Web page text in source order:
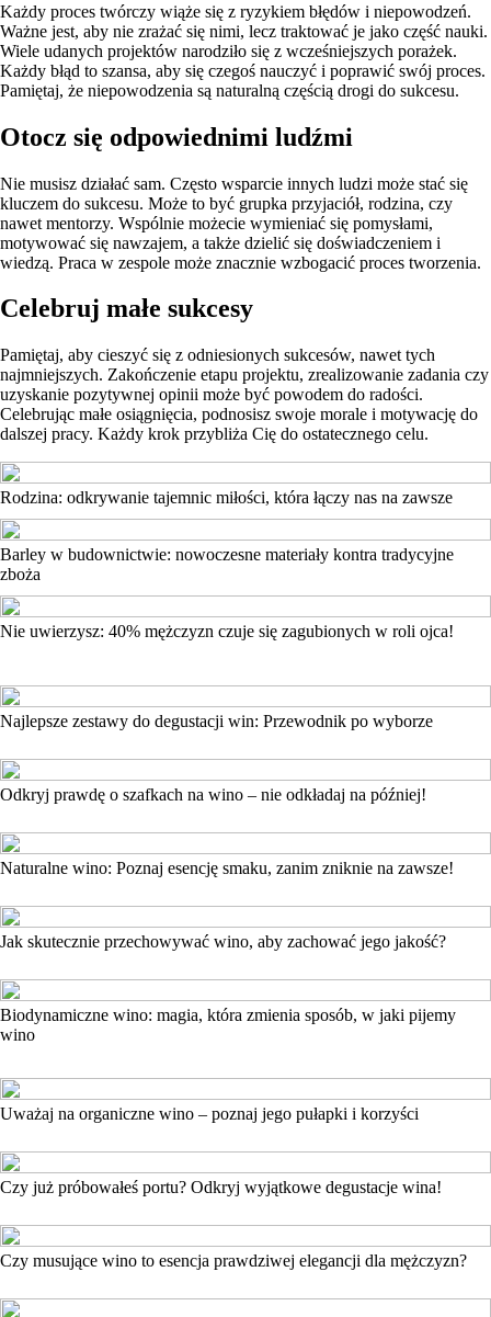
Każdy proces twórczy wiąże się z ryzykiem błędów i niepowodzeń.
Ważne jest, aby nie zrażać się nimi, lecz traktować je jako część nauki.
Wiele udanych projektów narodziło się z wcześniejszych porażek.
Każdy błąd to szansa, aby się czegoś nauczyć i poprawić swój proces.
Pamiętaj, że niepowodzenia są naturalną częścią drogi do sukcesu.
Otocz się odpowiednimi ludźmi
Nie musisz działać sam. Często wsparcie innych ludzi może stać się
kluczem do sukcesu. Może to być grupka przyjaciół, rodzina, czy
nawet mentorzy. Wspólnie możecie wymieniać się pomysłami,
motywować się nawzajem, a także dzielić się doświadczeniem i
wiedzą. Praca w zespole może znacznie wzbogacić proces tworzenia.
Celebruj małe sukcesy
Pamiętaj, aby cieszyć się z odniesionych sukcesów, nawet tych
najmniejszych. Zakończenie etapu projektu, zrealizowanie zadania czy
uzyskanie pozytywnej opinii może być powodem do radości.
Celebrując małe osiągnięcia, podnosisz swoje morale i motywację do
dalszej pracy. Każdy krok przybliża Cię do ostatecznego celu.
Rodzina: odkrywanie tajemnic miłości, która łączy nas na zawsze
Barley w budownictwie: nowoczesne materiały kontra tradycyjne
zboża
Nie uwierzysz: 40% mężczyzn czuje się zagubionych w roli ojca!
Najlepsze zestawy do degustacji win: Przewodnik po wyborze
Odkryj prawdę o szafkach na wino – nie odkładaj na później!
Naturalne wino: Poznaj esencję smaku, zanim zniknie na zawsze!
Jak skutecznie przechowywać wino, aby zachować jego jakość?
Biodynamiczne wino: magia, która zmienia sposób, w jaki pijemy
wino
Uważaj na organiczne wino – poznaj jego pułapki i korzyści
Czy już próbowałeś portu? Odkryj wyjątkowe degustacje wina!
Czy musujące wino to esencja prawdziwej elegancji dla mężczyzn?